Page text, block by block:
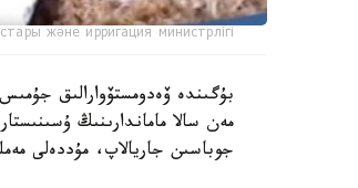
және ирригация министрлігі
بۇگىندە ۆەدومستۆوارالىق
مەن سالا ماماندارىنىڭ
جوباسىن جاريالاپ، مۇددەلى